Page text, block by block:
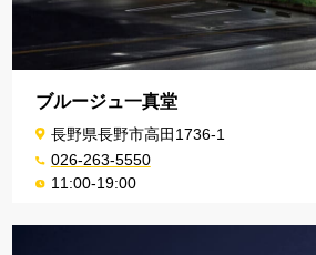
ブルージュ一真堂
長野県長野市高田1736-1
026-263-5550
11:00-19:00